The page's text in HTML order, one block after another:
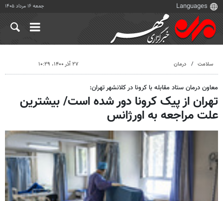
جمعه ۱۶ مرداد ۱۴۰۵
سلامت درمان ۲۷ آذر ۱۴۰۰، ۱۰:۲۹
معاون درمان ستاد مقابله با کرونا در کلانشهر تهران:
تهران از پیک کرونا دور شده است/ بیشترین
علت مراجعه به اورژانس